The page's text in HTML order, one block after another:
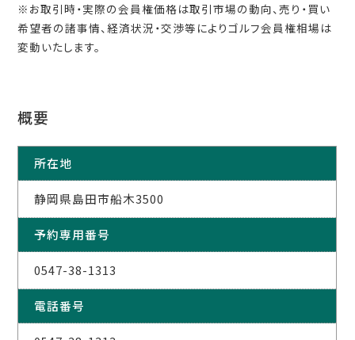
※お取引時・実際の会員権価格は取引市場の動向、売り・買い
希望者の諸事情、経済状況・交渉等によりゴルフ会員権相場は
変動いたします。
概要
所在地
静岡県島田市船木3500
予約専用番号
0547-38-1313
電話番号